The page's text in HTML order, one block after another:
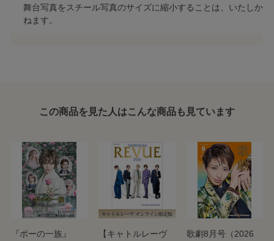
舞台写真をスチール写真のサイズに縮小することは、いたしか
ねます。
この商品を見た人はこんな商品も見ています
『ポーの一族』
【キャトルレーヴ
歌劇8月号（2026